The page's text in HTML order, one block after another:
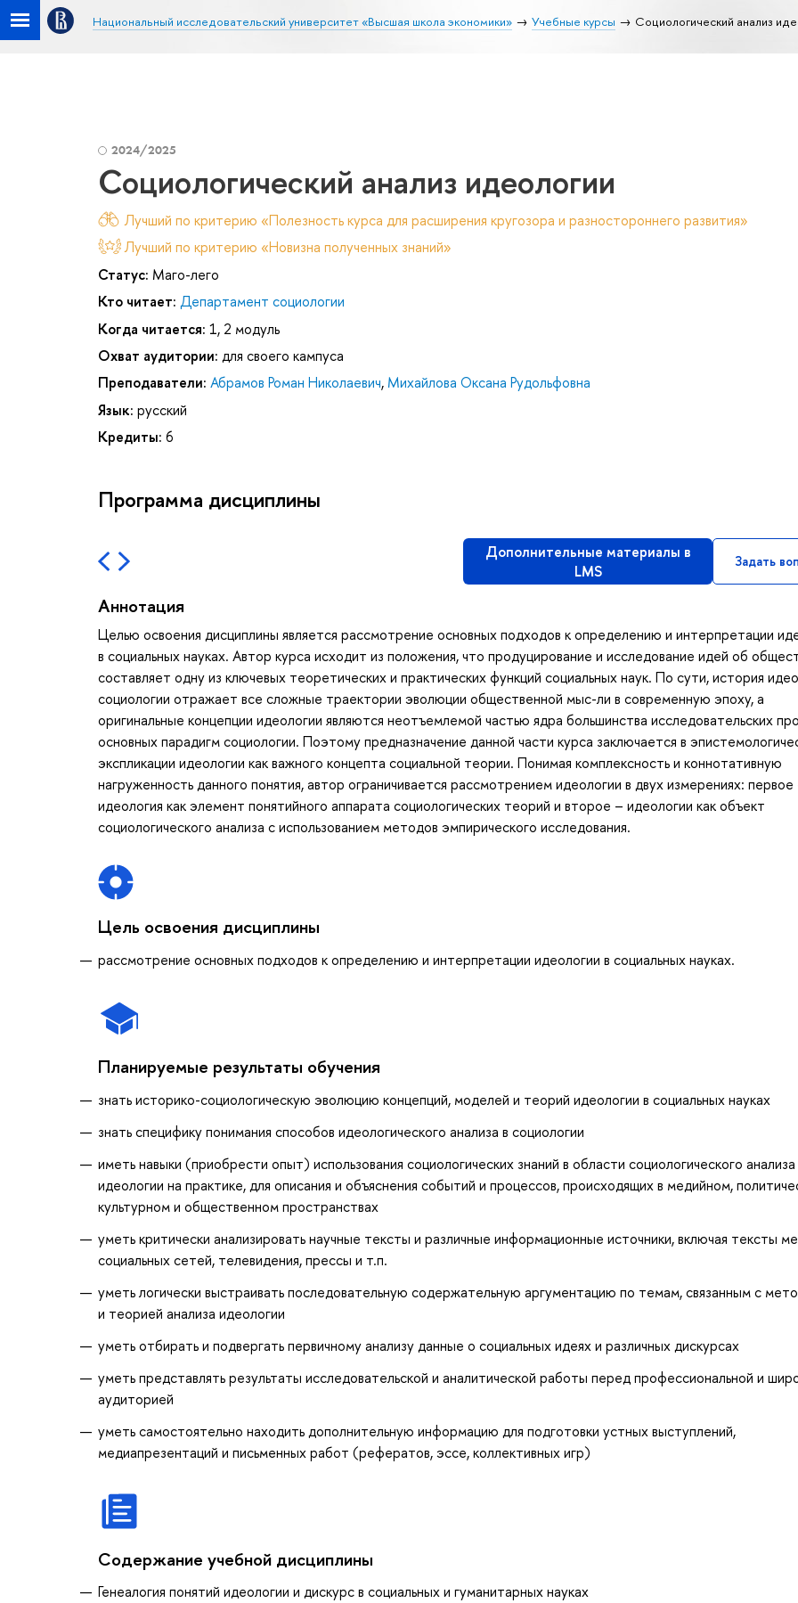
Национальный исследовательский университет «Высшая школа экономики» Учебные курсы Социологический анализ
2024/2025
Социологический анализ идеологии
Лучший по критерию «Полезность курса для расширения кругозора и разностороннего развития»
Лучший по критерию «Новизна полученных знаний»
Статус: Маго-лего
Кто читает: Департамент социологии
Когда читается: 1, 2 модуль
Охват аудитории: для своего кампуса
Преподаватели: Абрамов Роман Николаевич, Михайлова Оксана Рудольфовна
Язык: русский
Кредиты: 6
Программа дисциплины
Дополнительные материалы в
LMS
Задать
Аннотация
Целью освоения дисциплины является рассмотрение основных подходов к определению и интерпретации
в социальных науках. Автор курса исходит из положения, что продуцирование и исследование идей об
составляет одну из ключевых теоретических и практических функций социальных наук. По сути, история
социологии отражает все сложные траектории эволюции общественной мыс-ли в современную эпоху, а
оригинальные концепции идеологии являются неотъемлемой частью ядра большинства исследовательских
основных парадигм социологии. Поэтому предназначение данной части курса заключается в
экспликации идеологии как важного концепта социальной теории. Понимая комплексность и коннотативную
нагруженность данного понятия, автор ограничивается рассмотрением идеологии в двух измерениях: первое
идеология как элемент понятийного аппарата социологических теорий и второе – идеологии как объект
социологического анализа с использованием методов эмпирического исследования.
Цель освоения дисциплины
рассмотрение основных подходов к определению и интерпретации идеологии в социальных науках.
Планируемые результаты обучения
знать историко-социологическую эволюцию концепций, моделей и теорий идеологии в социальных науках
знать специфику понимания способов идеологического анализа в социологии
иметь навыки (приобрести опыт) использования социологических знаний в области социологического анализа
идеологии на практике, для описания и объяснения событий и процессов, происходящих в медийном,
культурном и общественном пространствах
уметь критически анализировать научные тексты и различные информационные источники, включая тексты
социальных сетей, телевидения, прессы и т.п.
уметь логически выстраивать последовательную содержательную аргументацию по темам, связанным с
и теорией анализа идеологии
уметь отбирать и подвергать первичному анализу данные о социальных идеях и различных дискурсах
уметь представлять результаты исследовательской и аналитической работы перед профессиональной и
аудиторией
уметь самостоятельно находить дополнительную информацию для подготовки устных выступлений,
медиапрезентаций и письменных работ (рефератов, эссе, коллективных игр)
Содержание учебной дисциплины
Генеалогия понятий идеологии и дискурс в социальных и гуманитарных науках